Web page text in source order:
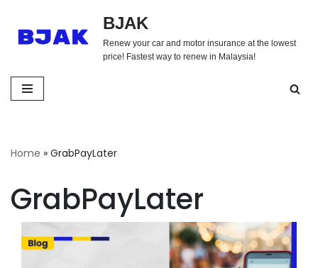
Skip
BJAK
Renew your car and motor insurance at the lowest
price! Fastest way to renew in Malaysia!
Home » GrabPayLater
GrabPayLater